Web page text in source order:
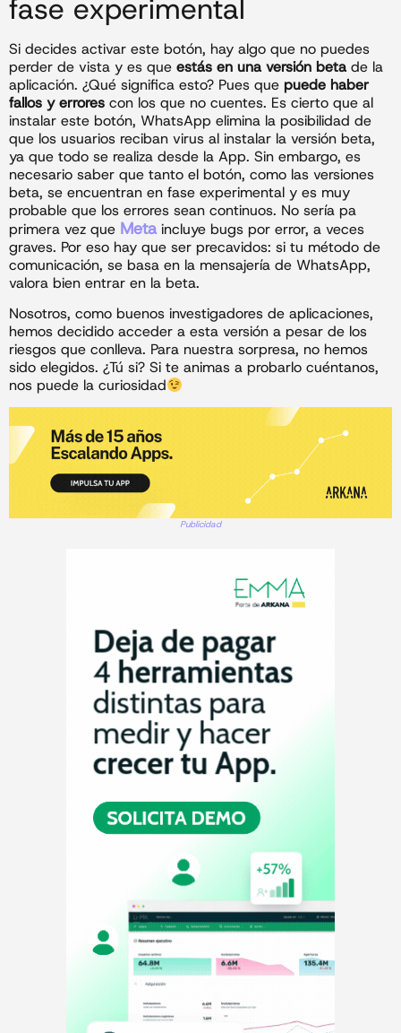
fase experimental
Si decides activar este botón, hay algo que no puedes
perder de vista y es que estás en una versión beta de la
aplicación. ¿Qué significa esto? Pues que puede haber
fallos y errores con los que no cuentes. Es cierto que al
instalar este botón, WhatsApp elimina la posibilidad de
que los usuarios reciban virus al instalar la versión beta,
ya que todo se realiza desde la App. Sin embargo, es
necesario saber que tanto el botón, como las versiones
beta, se encuentran en fase experimental y es muy
probable que los errores sean continuos. No sería pa
primera vez que Meta incluye bugs por error, a veces
graves. Por eso hay que ser precavidos: si tu método de
comunicación, se basa en la mensajería de WhatsApp,
valora bien entrar en la beta.
Nosotros, como buenos investigadores de aplicaciones,
hemos decidido acceder a esta versión a pesar de los
riesgos que conlleva. Para nuestra sorpresa, no hemos
sido elegidos. ¿Tú si? Si te animas a probarlo cuéntanos,
nos puede la curiosidad
Publicidad